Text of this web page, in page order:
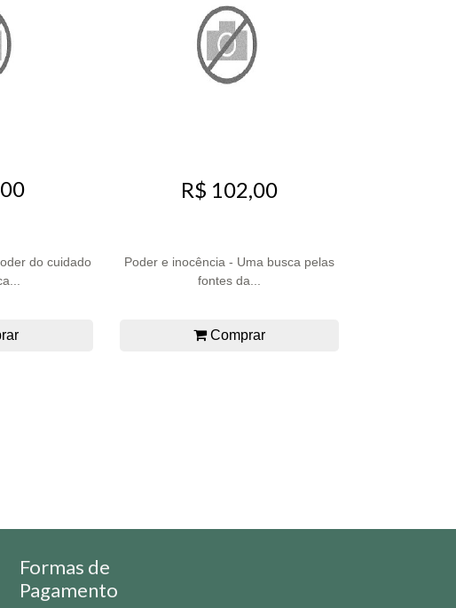
do cuidado
R$ 102,00
Poder e inocência - Uma busca pelas
fontes da...
Comprar
Formas de
Pagamento